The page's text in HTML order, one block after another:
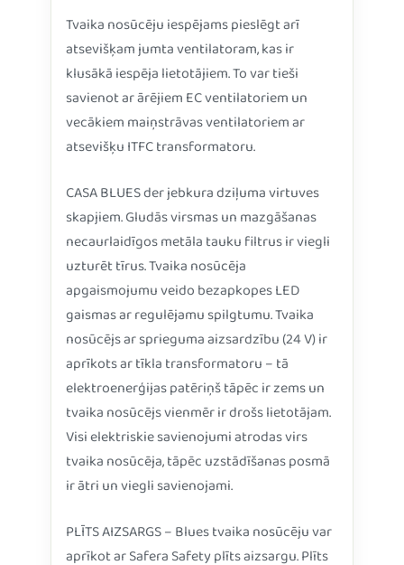
Tvaika nosūcēju iespējams pieslēgt arī
atsevišķam jumta ventilatoram, kas ir
klusākā iespēja lietotājiem. To var tieši
savienot ar ārējiem EC ventilatoriem un
vecākiem maiņstrāvas ventilatoriem ar
atsevišķu ITFC transformatoru.
CASA BLUES der jebkura dziļuma virtuves
skapjiem. Gludās virsmas un mazgāšanas
necaurlaidīgos metāla tauku filtrus ir viegli
uzturēt tīrus. Tvaika nosūcēja
apgaismojumu veido bezapkopes LED
gaismas ar regulējamu spilgtumu. Tvaika
nosūcējs ar sprieguma aizsardzību (24 V) ir
aprīkots ar tīkla transformatoru – tā
elektroenerģijas patēriņš tāpēc ir zems un
tvaika nosūcējs vienmēr ir drošs lietotājam.
Visi elektriskie savienojumi atrodas virs
tvaika nosūcēja, tāpēc uzstādīšanas posmā
ir ātri un viegli savienojami.
PLĪTS AIZSARGS – Blues tvaika nosūcēju var